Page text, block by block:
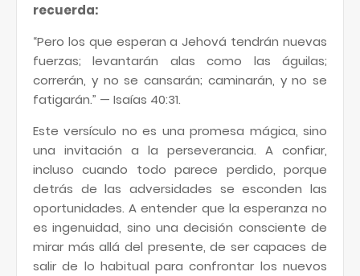
recuerda:
“Pero los que esperan a Jehová tendrán nuevas
fuerzas; levantarán alas como las águilas;
correrán, y no se cansarán; caminarán, y no se
fatigarán.” — Isaías 40:31.
Este versículo no es una promesa mágica, sino
una invitación a la perseverancia. A confiar,
incluso cuando todo parece perdido, porque
detrás de las adversidades se esconden las
oportunidades. A entender que la esperanza no
es ingenuidad, sino una decisión consciente de
mirar más allá del presente, de ser capaces de
salir de lo habitual para confrontar los nuevos